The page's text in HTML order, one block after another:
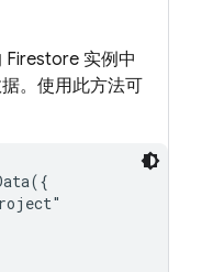
Firestore 实例中
。使用此方法可